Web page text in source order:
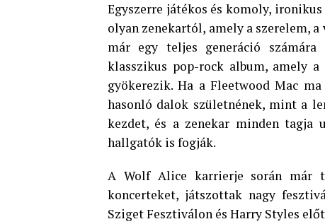
Egyszerre játékos és komoly,
olyan zenekartól, amely a szerelem,
már egy teljes generáció
klasszikus pop-rock album, amely
gyökerezik. Ha a Fleetwood Mac
hasonló dalok születnének, mint a
kezdet, és a zenekar minden
hallgatók is fogják.
A Wolf Alice karrierje során már
koncerteket, játszottak nagy
Sziget Fesztiválon és Harry Styles